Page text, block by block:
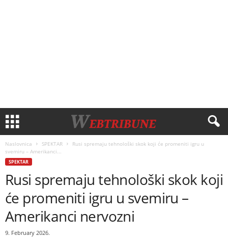
Naslovnica SPEKTAR
Rusi spremaju tehnološki skok koji će promeniti igru u
svemiru – Amerikanci...
SPEKTAR
Rusi spremaju tehnološki skok koji
će promeniti igru u svemiru –
Amerikanci nervozni
9. February 2026.